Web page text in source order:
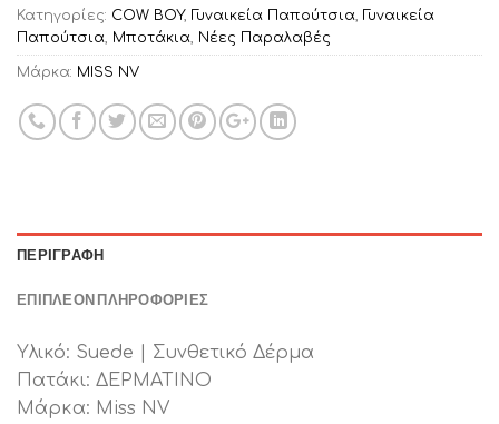
Κατηγορίες: COW BOY, Γυναικεία Παπούτσια, Γυναικεία
Παπούτσια, Μποτάκια, Νέες Παραλαβές
Μάρκα: MISS NV
ΠΕΡΙΓΡΑΦΉ
ΕΠΙΠΛΈΟΝ ΠΛΗΡΟΦΟΡΊΕΣ
Υλικό: Suede | Συνθετικό Δέρμα
Πατάκι: ΔΕΡΜΑΤΙΝΟ
Μάρκα: Miss NV